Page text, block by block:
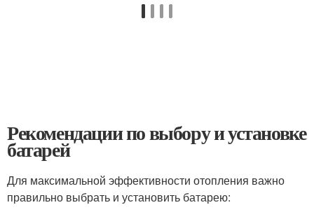
Рекомендации по выбору и установке
батарей
Для максимальной эффективности отопления важно
правильно выбрать и установить батарею: